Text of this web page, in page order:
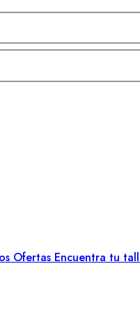
Ofertas Encuentra tu